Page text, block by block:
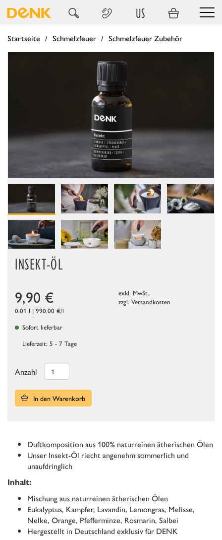
US
Startseite Schmelzfeuer Schmelzfeuer Zubehör
INSEKT-ÖL
9,90 €
exkl. MwSt.,
zzgl. Versandkosten
0.01 l | 990,00 €/l
Sofort lieferbar
Lieferzeit: 5 - 7 Tage
Anzahl
In den Warenkorb
Duftkomposition aus 100% naturreinen ätherischen Ölen
Unser Insekt-Öl riecht angenehm sommerlich und
unaufdringlich
Inhalt:
Mischung aus naturreinen ätherischen Ölen
Eukalyptus, Kampfer, Lavandin, Lemongras, Melisse,
Nelke, Orange, Pfefferminze, Rosmarin, Salbei
Hergestellt in Deutschland exklusiv für DENK